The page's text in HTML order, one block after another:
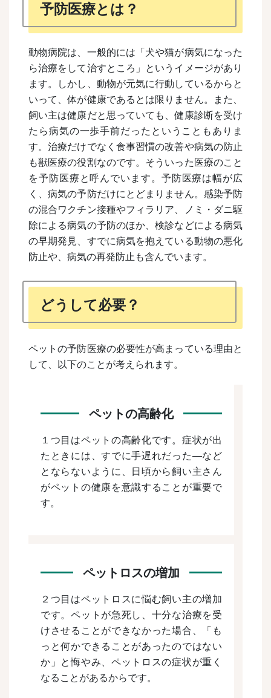
予防医療とは？
動物病院は、一般的には「犬や猫が病気になった
ら治療をして治すところ」というイメージがあり
ます。しかし、動物が元気に行動しているからと
いって、体が健康であるとは限りません。また、
飼い主は健康だと思っていても、健康診断を受け
たら病気の一歩手前だったということもありま
す。治療だけでなく食事習慣の改善や病気の防止
も獣医療の役割なのです。そういった医療のこと
を予防医療と呼んでいます。 予防医療は幅が広
く、病気の予防だけにとどまりません。感染予防
の混合ワクチン接種やフィラリア、ノミ・ダニ駆
除による病気の予防のほか、検診などによる病気
の早期発見、すでに病気を抱えている動物の悪化
防止や、病気の再発防止も含んでいます。
どうして必要？
ペットの予防医療の必要性が高まっている理由と
して、以下のことが考えられます。
ペットの高齢化
１つ目はペットの高齢化です。症状が出
たときには、すでに手遅れだった―など
とならないように、日頃から飼い主さん
がペットの健康を意識することが重要で
す。
ペットロスの増加
２つ目はペットロスに悩む飼い主の増加
です。ペットが急死し、十分な治療を受
けさせることができなかった場合、「も
っと何かできることがあったのではない
か」と悔やみ、ペットロスの症状が重く
なることがあるからです。